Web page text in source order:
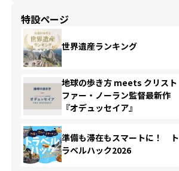
特設ページ
世界遺産ランキング
地球の歩き方 meets クリスト
ファー・ノーラン監督最新作
『オデュッセイア』
準備も滞在もスマートに！ ト
ラベルハック2026